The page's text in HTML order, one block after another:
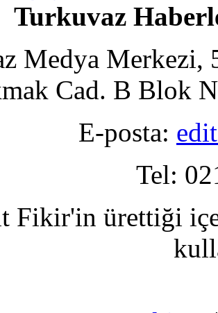
Turkuvaz
Medya Merkezi,
Cad. B Blok
E-posta:
Tel:
Fikir'in ürettiği